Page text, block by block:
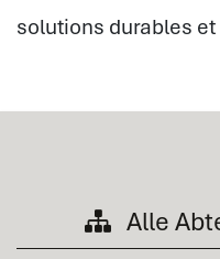
solutions durables
Alle